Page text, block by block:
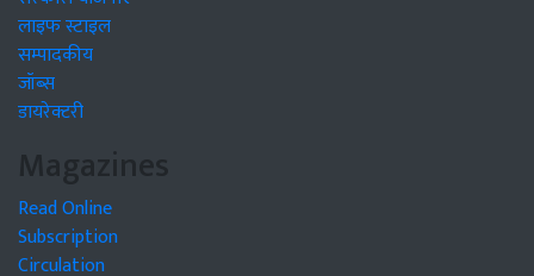
लाइफ स्टाइल
सम्पादकीय
जॉब्स
डायरेक्टरी
Magazines
Read Online
Subscription
Circulation